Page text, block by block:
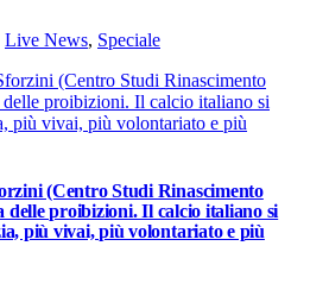
Live News, Speciale
(Centro Studi Rinascimento
delle proibizioni. Il calcio italiano si
più vivai, più volontariato e più